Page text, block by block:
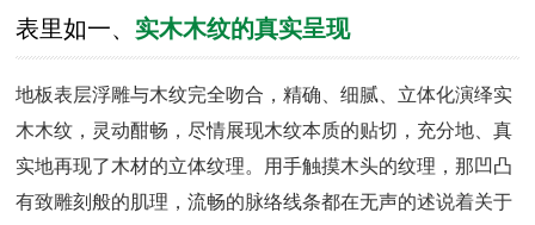
表里如一、 实木木纹的真实呈现
地板表层浮雕与木纹完全吻合，精确、细腻、立体化演绎实
木木纹，灵动酣畅，尽情展现木纹本质的贴切，充分地、真
实地再现了木材的立体纹理。用手触摸木头的纹理，那凹凸
有致雕刻般的肌理，流畅的脉络线条都在无声的述说着关于